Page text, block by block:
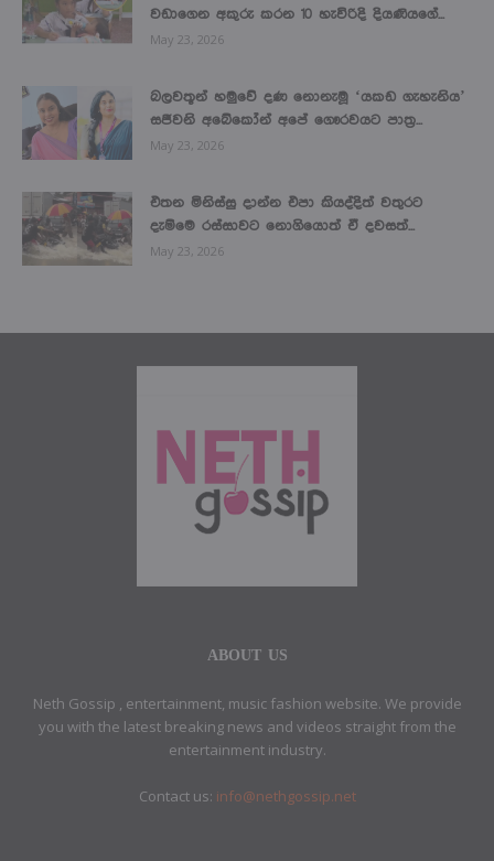
වඩාගෙන අකුරු කරන 10 හැවිරිදි දියණියගේ...
May 23, 2026
බලවතූන් හමුවේ දණ නොනැමූ ‘යකඩ ගැහැනිය’
සජීවනි අබේකෝන් අපේ ගෞරවයට පාත්‍ර...
May 23, 2026
එතන මිනිස්සු දාන්න එපා කියද්දිත් වතුරට
දැම්මෙ රස්සාවට නොගියොත් ඒ දවසත්...
May 23, 2026
ABOUT US
Neth Gossip , entertainment, music fashion website. We provide
you with the latest breaking news and videos straight from the
entertainment industry.
Contact us: info@nethgossip.net